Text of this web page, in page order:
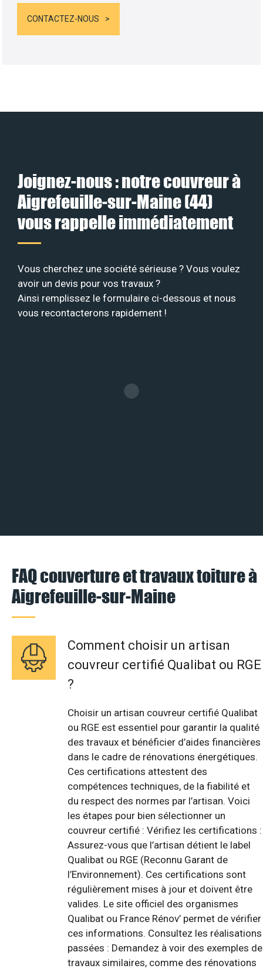
CONTACTEZ-NOUS
Joignez-nous : notre couvreur à
Aigrefeuille-sur-Maine (44)
vous rappelle immédiatement
Vous cherchez une société sérieuse ? Vous voulez
avoir un devis pour vos travaux ?
Ainsi remplissez le formulaire ci-dessous et nous
vous recontacterons rapidement !
FAQ couverture et travaux toiture à
Aigrefeuille-sur-Maine
Comment choisir un artisan
couvreur certifié Qualibat ou RGE
?
Choisir un artisan couvreur certifié Qualibat
ou RGE est essentiel pour garantir la qualité
des travaux et bénéficier d’aides financières
dans le cadre de rénovations énergétiques.
Ces certifications attestent des
compétences techniques, de la fiabilité et
du respect des normes par l’artisan. Voici
les étapes pour bien sélectionner un
couvreur certifié : Vérifiez les certifications :
Assurez-vous que l’artisan détient le label
Qualibat ou RGE (Reconnu Garant de
l’Environnement). Ces certifications sont
régulièrement mises à jour et doivent être
valides. Le site officiel des organismes
Qualibat ou France Rénov’ permet de vérifier
ces informations. Consultez les réalisations
passées : Demandez à voir des exemples de
travaux similaires, comme des rénovations